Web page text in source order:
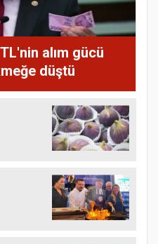
alım gücü
düştü